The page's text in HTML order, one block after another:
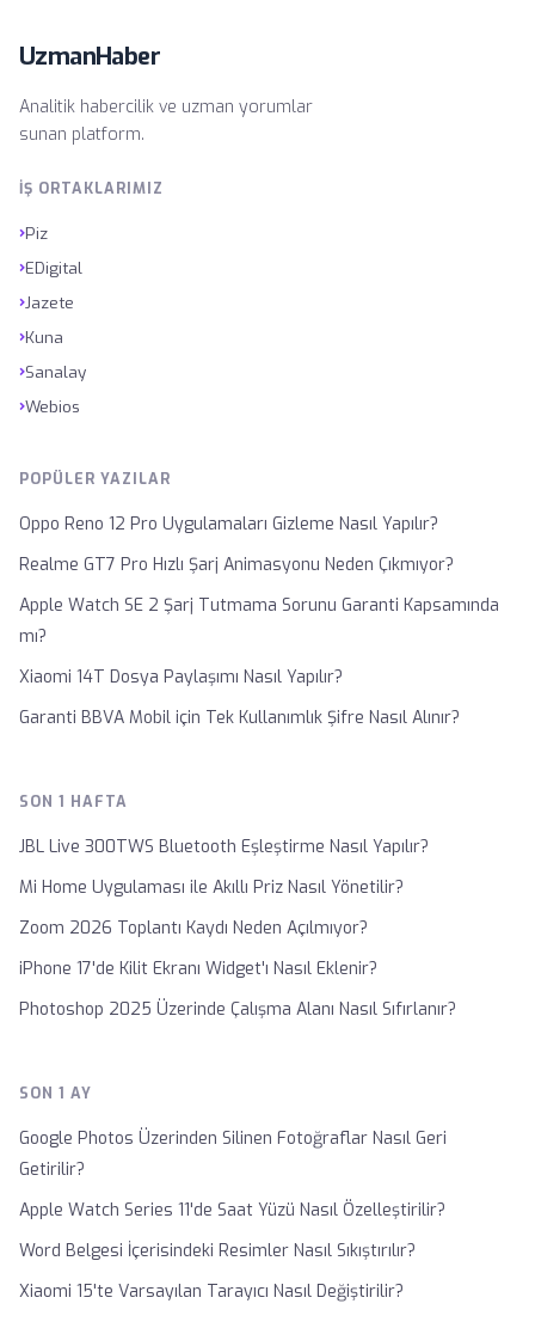
UzmanHaber
Analitik habercilik ve uzman yorumlar
sunan platform.
İŞ ORTAKLARIMIZ
›Piz
›EDigital
›Jazete
›Kuna
›Sanalay
›Webios
POPÜLER YAZILAR
Oppo Reno 12 Pro Uygulamaları Gizleme Nasıl Yapılır?
Realme GT7 Pro Hızlı Şarj Animasyonu Neden Çıkmıyor?
Apple Watch SE 2 Şarj Tutmama Sorunu Garanti Kapsamında
mı?
Xiaomi 14T Dosya Paylaşımı Nasıl Yapılır?
Garanti BBVA Mobil için Tek Kullanımlık Şifre Nasıl Alınır?
SON 1 HAFTA
JBL Live 300TWS Bluetooth Eşleştirme Nasıl Yapılır?
Mi Home Uygulaması ile Akıllı Priz Nasıl Yönetilir?
Zoom 2026 Toplantı Kaydı Neden Açılmıyor?
iPhone 17'de Kilit Ekranı Widget'ı Nasıl Eklenir?
Photoshop 2025 Üzerinde Çalışma Alanı Nasıl Sıfırlanır?
SON 1 AY
Google Photos Üzerinden Silinen Fotoğraflar Nasıl Geri
Getirilir?
Apple Watch Series 11'de Saat Yüzü Nasıl Özelleştirilir?
Word Belgesi İçerisindeki Resimler Nasıl Sıkıştırılır?
Xiaomi 15'te Varsayılan Tarayıcı Nasıl Değiştirilir?